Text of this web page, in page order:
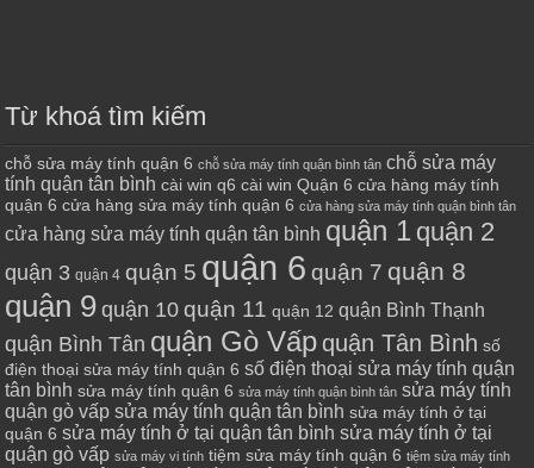
Từ khoá tìm kiếm
chỗ sửa máy tính quận 6 chỗ sửa máy tính quận bình tân chỗ sửa máy
tính quận tân bình cài win q6 cài win Quận 6 cửa hàng máy tính
quận 6 cửa hàng sửa máy tính quận 6 cửa hàng sửa máy tính quận bình tân
cửa hàng sửa máy tính quận tân bình quận 1 quận 2
quận 3 quận 4 quận 5 quận 6 quận 7 quận 8
quận 9 quận 10 quận 11 quận 12 quận Bình Thạnh
quận Bình Tân quận Gò Vấp quận Tân Bình số
điện thoại sửa máy tính quận 6 số điện thoại sửa máy tính quận
tân bình sửa máy tính quận 6 sửa máy tính quận bình tân sửa máy tính
quận gò vấp sửa máy tính quận tân bình sửa máy tính ở tại
quận 6 sửa máy tính ở tại quận tân bình sửa máy tính ở tại
quận gò vấp sửa máy vi tính tiệm sửa máy tính quận 6 tiệm sửa máy tính